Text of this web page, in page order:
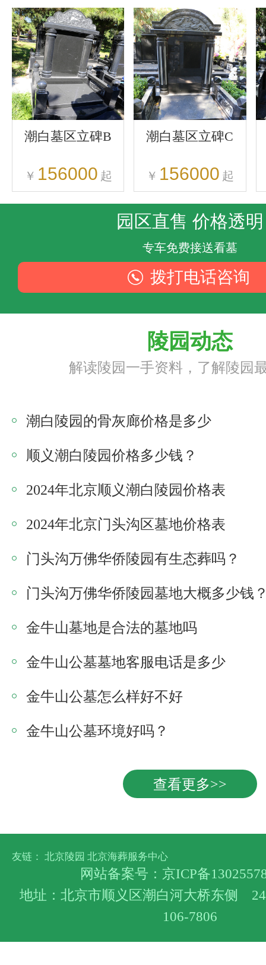
潮白墓区立碑B
￥ 156000 起
潮白墓区立碑C
￥ 156000 起
园区直售 价格透明
专车免费接送看墓
拨打电话咨询
陵园动态
解读陵园一手资料，了解陵园
潮白陵园的骨灰廊价格是多少
顺义潮白陵园价格多少钱？
2024年北京顺义潮白陵园价格表
2024年北京门头沟区墓地价格表
门头沟万佛华侨陵园有生态葬吗？
门头沟万佛华侨陵园墓地大概多少钱
金牛山墓地是合法的墓地吗
金牛山公墓墓地客服电话是多少
金牛山公墓怎么样好不好
金牛山公墓环境好吗？
查看更多>>
友链： 北京陵园 北京海葬服务中心
网站备案号： 京ICP备
地址：北京市顺义区潮白河大桥东侧
106-7806